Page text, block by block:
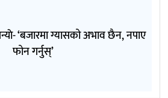
‘बजारमा ग्यासको अभाव छैन, नपाए
फोन गर्नुस्’